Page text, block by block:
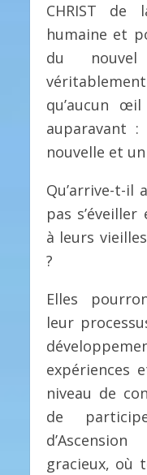
CHRIST de
humaine et
du
qu’aucun
auparavant
nouvelle et
Qu’arrive-t-il
pas
à leurs
?
Elles
leur
expériences
niveau de
de
gracieux, où